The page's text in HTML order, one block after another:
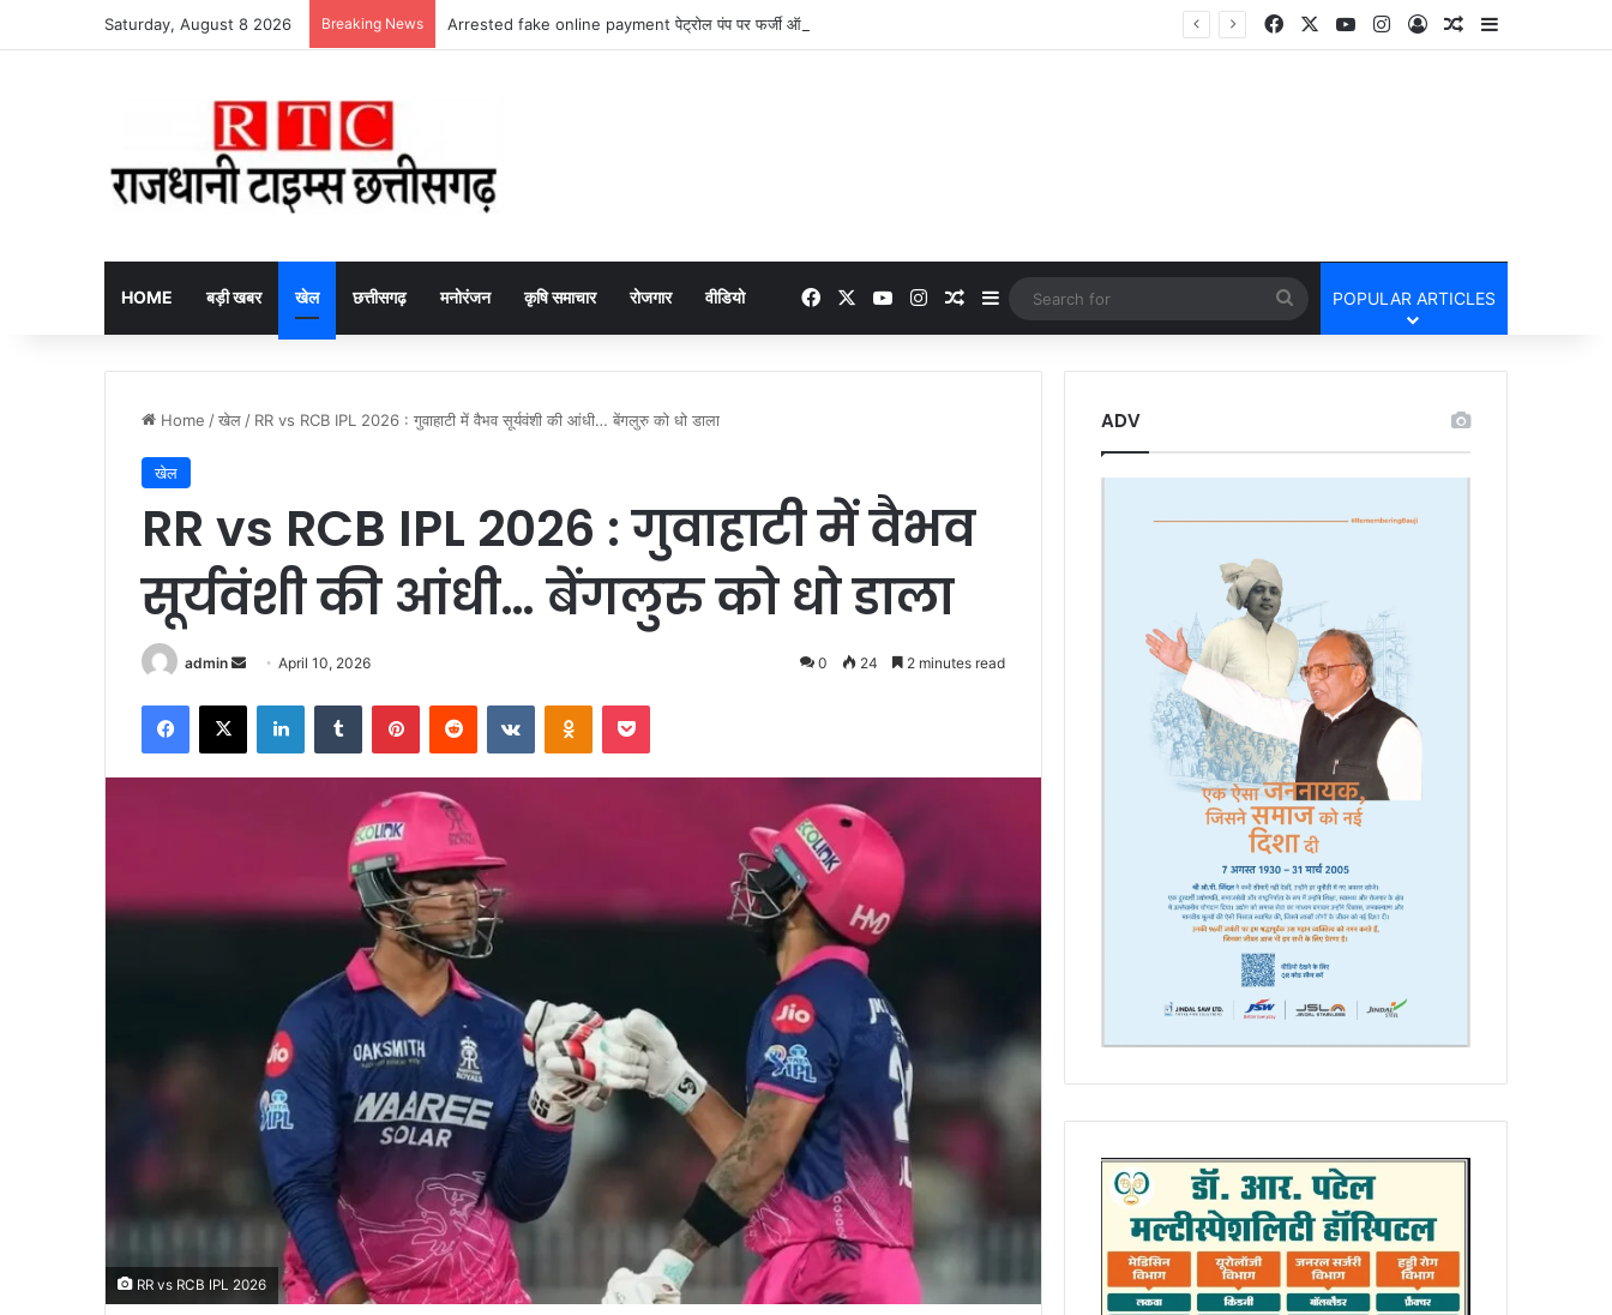
Saturday, August 8 2026 Breaking News Arrested fake online payment पेट्रोल पंप पर फर्जी ऑनलाइन पेमेंट दिखाकर ठगी करने वाला युवक गिरफ्तार FacebookYouTubeInstagram
Log InRandom Article
Sidebar
HOME बड़ी खबर खेल छत्तीसगढ़ मनोरंजन कृषि समाचार रोजगार वीडियो FacebookYouTubeInstagramRandom Article
Sidebar
Search
for
POPULAR ARTICLES
Home /खेल / RR vs RCB IPL 2026 : गुवाहाटी में वैभव सूर्यवंशी की आंधी… बेंगलुरु को धो डाला
खेल
RR vs RCB IPL 2026 : गुवाहाटी में वैभव
सूर्यवंशी की आंधी… बेंगलुरु को धो डाला
admin
Send
email
April 10, 2026 0 24 2 minutes read
Facebook
X LinkedInTumblr PinterestReddit VKontakteOdnoklassniki
Pocket
RR vs RCB IPL 2026
ADV